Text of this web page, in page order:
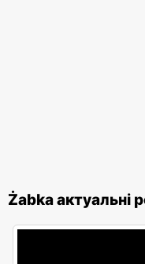
Żabka актуальні